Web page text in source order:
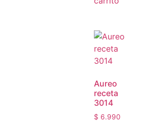
Aureo
receta
3014
$ 6.990